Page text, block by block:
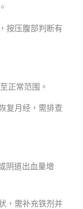
按压腹部判断有
正常范围。
月经，需排查
道出血量增
需补充铁剂并